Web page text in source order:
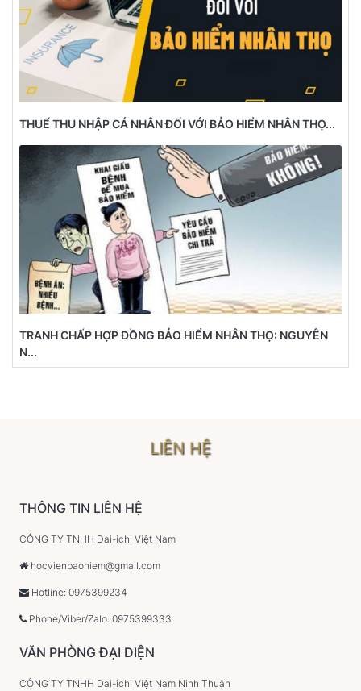
THUẾ THU NHẬP CÁ NHÂN ĐỐI VỚI BẢO HIỂM NHÂN THỌ...
TRANH CHẤP HỢP ĐỒNG BẢO HIỂM NHÂN THỌ: NGUYÊN
N...
LIÊN HỆ
THÔNG TIN LIÊN HỆ
CÔNG TY TNHH Dai-ichi Việt Nam
hocvienbaohiem@gmail.com
Hotline: 0975399234
Phone/Viber/Zalo: 0975399333
VĂN PHÒNG ĐẠI DIỆN
CÔNG TY TNHH Dai-ichi Việt Nam Ninh Thuận